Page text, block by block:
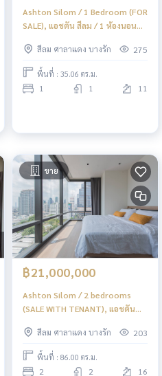
Ashton Silom / 1 Bedroom (FOR
SALE), แอชตัน สีลม / 1 ห้องนอน
สีลม ศาลาแดง บางรัก
275
พื้นที่ : 35.06 ตร.ม.
1 1 11
ขาย
฿21,000,000
Ashton Silom / 2 bedrooms
(SALE WITH TENANT), แอชตัน
PT035สีลม ศาลาแดง บางรัก 203
พื้นที่ : 86.00 ตร.ม.
2 2 16